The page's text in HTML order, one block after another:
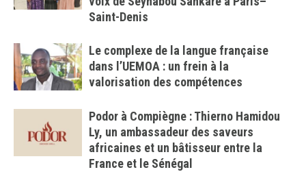
Saint-Denis
Le complexe de la langue française
dans l’UEMOA : un frein à la
valorisation des compétences
Podor à Compiègne : Thierno Hamidou
Ly, un ambassadeur des saveurs
africaines et un bâtisseur entre la
France et le Sénégal